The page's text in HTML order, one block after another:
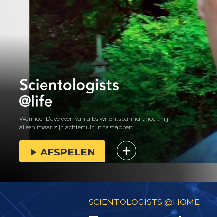
Wanneer Dave even van alles wil ontspannen, hoeft hij
alleen maar zijn achtertuin in te stappen.
AFSPELEN
SCIENTOLOGISTS @HOME